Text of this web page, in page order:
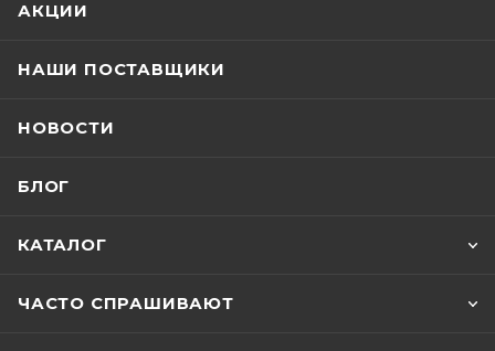
АКЦИИ
НАШИ ПОСТАВЩИКИ
НОВОСТИ
БЛОГ
КАТАЛОГ
ЧАСТО СПРАШИВАЮТ